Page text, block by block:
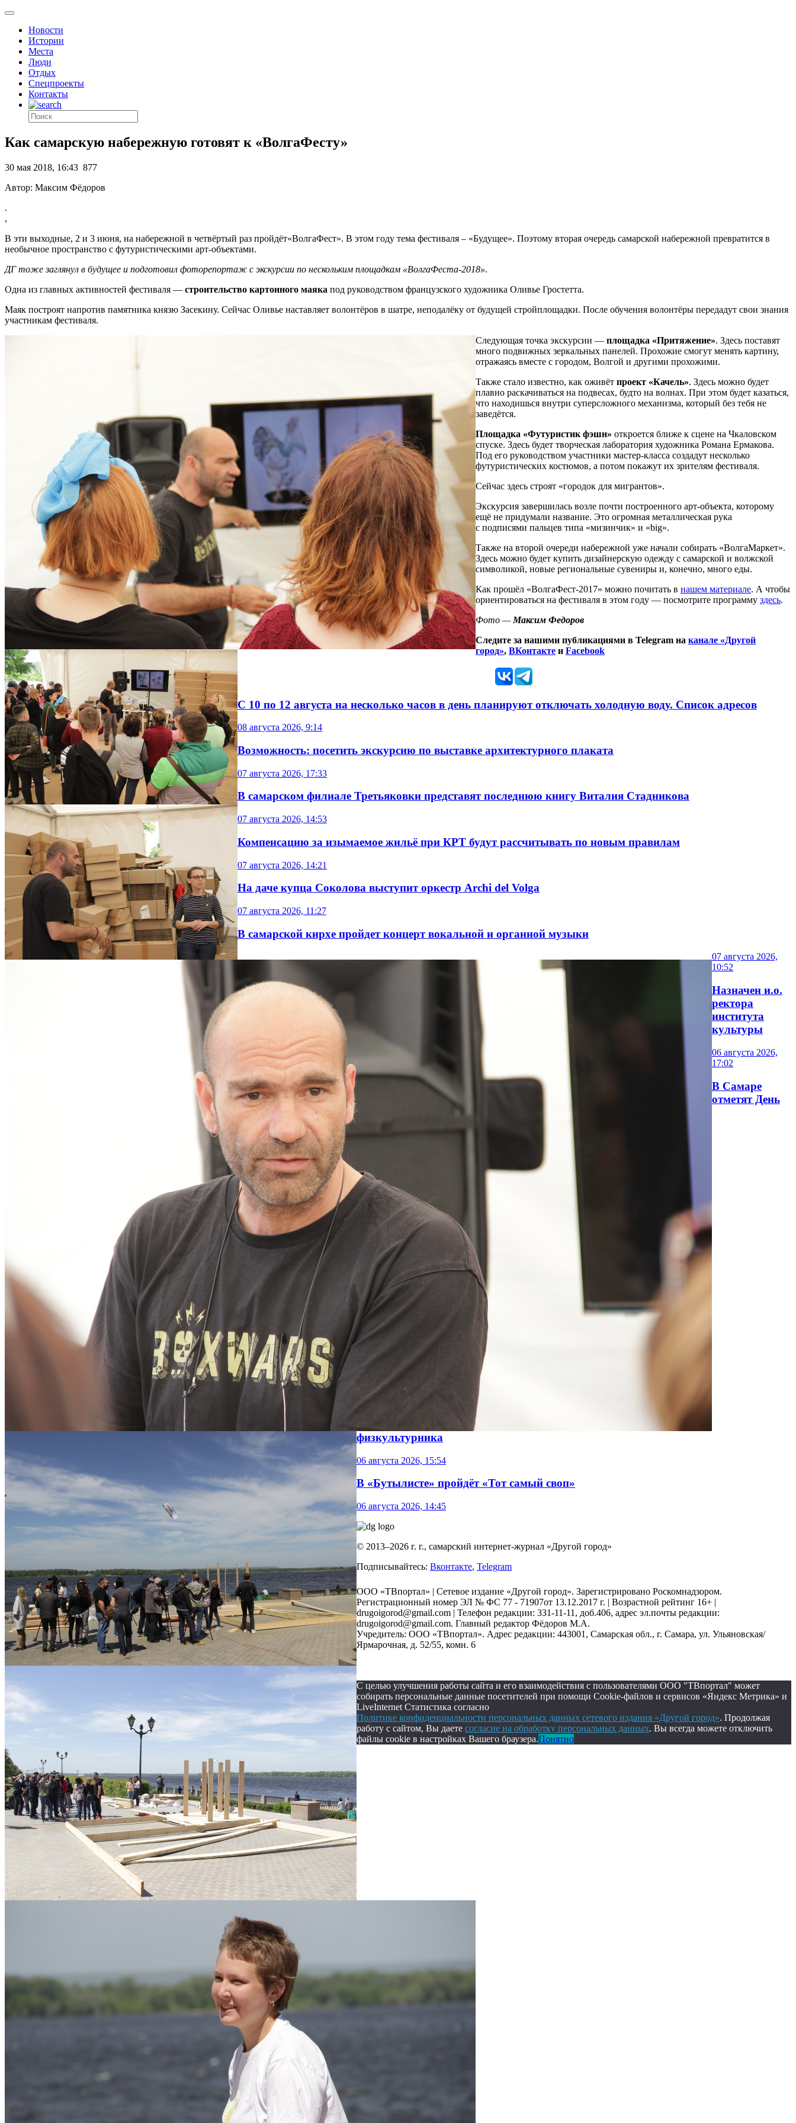
Новости
Истории
Места
Люди
Отдых
Спецпроекты
Контакты
Как самарскую набережную готовят к «ВолгаФесту»
30 мая 2018, 16:43 877
Автор: Максим Фёдоров
.
,
В эти выходные, 2 и 3 июня, на набережной в четвёртый раз пройдёт«ВолгаФест». В этом году тема фестиваля – «Будущее». Поэтому вторая очередь самарской набережной превратится в
необычное пространство с футуристическими арт-объектами.
ДГ тоже заглянул в будущее и подготовил фоторепортаж с экскурсии по нескольким площадкам «ВолгаФеста-2018».
Одна из главных активностей фестиваля — строительство картонного маяка под руководством французского художника Оливье Гростетта.
Маяк построят напротив памятника князю Засекину. Сейчас Оливье наставляет волонтёров в шатре, неподалёку от будущей стройплощадки. После обучения волонтёры передадут свои знания
участникам фестиваля.
Следующая точка экскурсии — площадка «Притяжение». Здесь поставят
много подвижных зеркальных панелей. Прохожие смогут менять картину,
отражаясь вместе с городом, Волгой и другими прохожими.
Также стало известно, как оживёт проект «Качель». Здесь можно будет
плавно раскачиваться на подвесах, будто на волнах. При этом будет казаться,
что находишься внутри суперсложного механизма, который без тебя не
заведётся.
Площадка «Футуристик фэшн» откроется ближе к сцене на Чкаловском
спуске. Здесь будет творческая лаборатория художника Романа Ермакова.
Под его руководством участники мастер-класса создадут несколько
футуристических костюмов, а потом покажут их зрителям фестиваля.
Сейчас здесь строят «городок для мигрантов».
Экскурсия завершилась возле почти построенного арт-объекта, которому
ещё не придумали название. Это огромная металлическая рука
с подписями пальцев типа «мизинчик» и «big».
Также на второй очереди набережной уже начали собирать «ВолгаМаркет».
Здесь можно будет купить дизайнерскую одежду с самарской и волжской
символикой, новые региональные сувениры и, конечно, много еды.
Как прошёл «ВолгаФест-2017» можно почитать в нашем материале. А чтобы
ориентироваться на фестиваля в этом году — посмотрите программу здесь.
Фото — Максим Федоров
Следите за нашими публикациями в Telegram на канале «Другой
город», ВКонтакте и Facebook
С 10 по 12 августа на несколько часов в день планируют отключать холодную воду. Список адресов
08 августа 2026, 9:14
Возможность: посетить экскурсию по выставке архитектурного плаката
07 августа 2026, 17:33
В самарском филиале Третьяковки представят последнюю книгу Виталия Стадникова
07 августа 2026, 14:53
Компенсацию за изымаемое жильё при КРТ будут рассчитывать по новым правилам
07 августа 2026, 14:21
На даче купца Соколова выступит оркестр Archi del Volga
07 августа 2026, 11:27
В самарской кирхе пройдет концерт вокальной и органной музыки
07 августа 2026,
10:52
Назначен и.о.
ректора
института
культуры
06 августа 2026,
17:02
В Самаре
отметят День
физкультурника
06 августа 2026, 15:54
В «Бутылисте» пройдёт «Тот самый своп»
06 августа 2026, 14:45
© 2013–2026 г. г., самарский интернет-журнал «Другой город»
Подписывайтесь: Вконтакте, Telegram
ООО «ТВпортал» | Сетевое издание «Другой город». Зарегистрировано Роскомнадзором.
Регистрационный номер ЭЛ № ФС 77 - 71907от 13.12.2017 г. | Возрастной рейтинг 16+ |
drugoigorod@gmail.com | Телефон редакции: 331-11-11, доб.406, адрес эл.почты редакции:
drugoigorod@gmail.com. Главный редактор Фёдоров М.А.
Учредитель: ООО «ТВпортал». Адрес редакции: 443001, Самарская обл., г. Самара, ул. Ульяновская/
Ярмарочная, д. 52/55, комн. 6
С целью улучшения работы сайта и его взаимодействия с пользователями ООО "ТВпортал" может
собирать персональные данные посетителей при помощи Cookie-файлов и сервисов «Яндекс Метрика» и
LiveInternet Статистика согласно
Политике конфиденциальности персональных данных сетевого издания «Другой город». Продолжая
работу с сайтом, Вы даете согласие на обработку персональных данных. Вы всегда можете отключить
файлы cookie в настройках Вашего браузера.Понятно